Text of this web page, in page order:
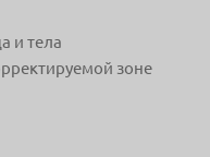
и тела
зоне